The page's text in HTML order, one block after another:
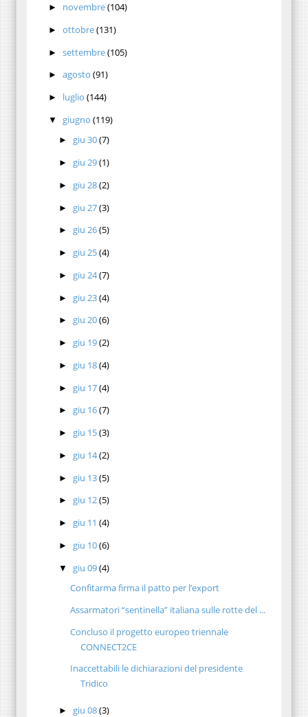
► novembre(104)
► ottobre(131)
► settembre(105)
► agosto (91)
► luglio (144)
▼ giugno (119)
► giu 30(7)
► giu 29(1)
► giu 28(2)
► giu 27(3)
► giu 26(5)
► giu 25(4)
► giu 24(7)
► giu 23(4)
► giu 20(6)
► giu 19(2)
► giu 18(4)
► giu 17(4)
► giu 16(7)
► giu 15(3)
► giu 14(2)
► giu 13(5)
► giu 12(5)
► giu 11(4)
► giu 10(6)
▼ giu 09(4)
Confitarma firma il patto per l’export
Assarmatori “sentinella” italiana sulle rotte del ...
Concluso il progetto europeo triennale
CONNECT2CE
Inaccettabili le dichiarazioni del presidente
Tridico
► giu 08(3)